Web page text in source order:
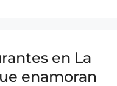
en La
enamoran